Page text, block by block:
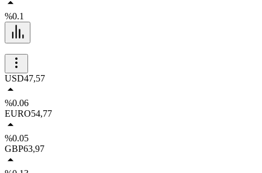
%0.1
USD47,57
%0.06
EURO54,77
%0.05
GBP63,97